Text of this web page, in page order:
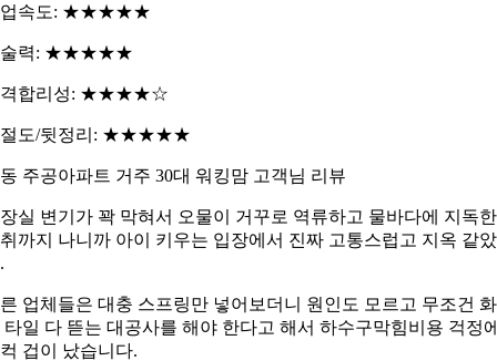
업속도: ★★★★★
술력: ★★★★★
격합리성: ★★★★☆
절도/뒷정리: ★★★★★
주공아파트 거주 30대 워킹맘 고객님 리뷰
실 변기가 꽉 막혀서 오물이 거꾸로 역류하고 물바다에 지독한
까지 나니까 아이 키우는 입장에서 진짜 고통스럽고 지옥 같
업체들은 대충 스프링만 넣어보더니 원인도 모르고 무조건
타일 다 뜯는 대공사를 해야 한다고 해서 하수구막힘비용 걱정
겁이 났습니다.